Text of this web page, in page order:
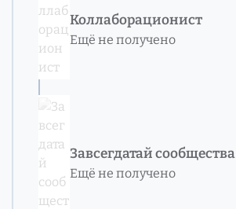
Коллаборационист
Ещё не получено
Завсегдатай сообщества
Ещё не получено